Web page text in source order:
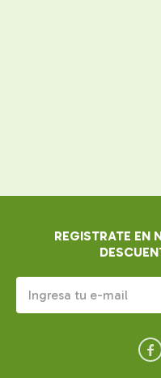
REGISTRATE EN
